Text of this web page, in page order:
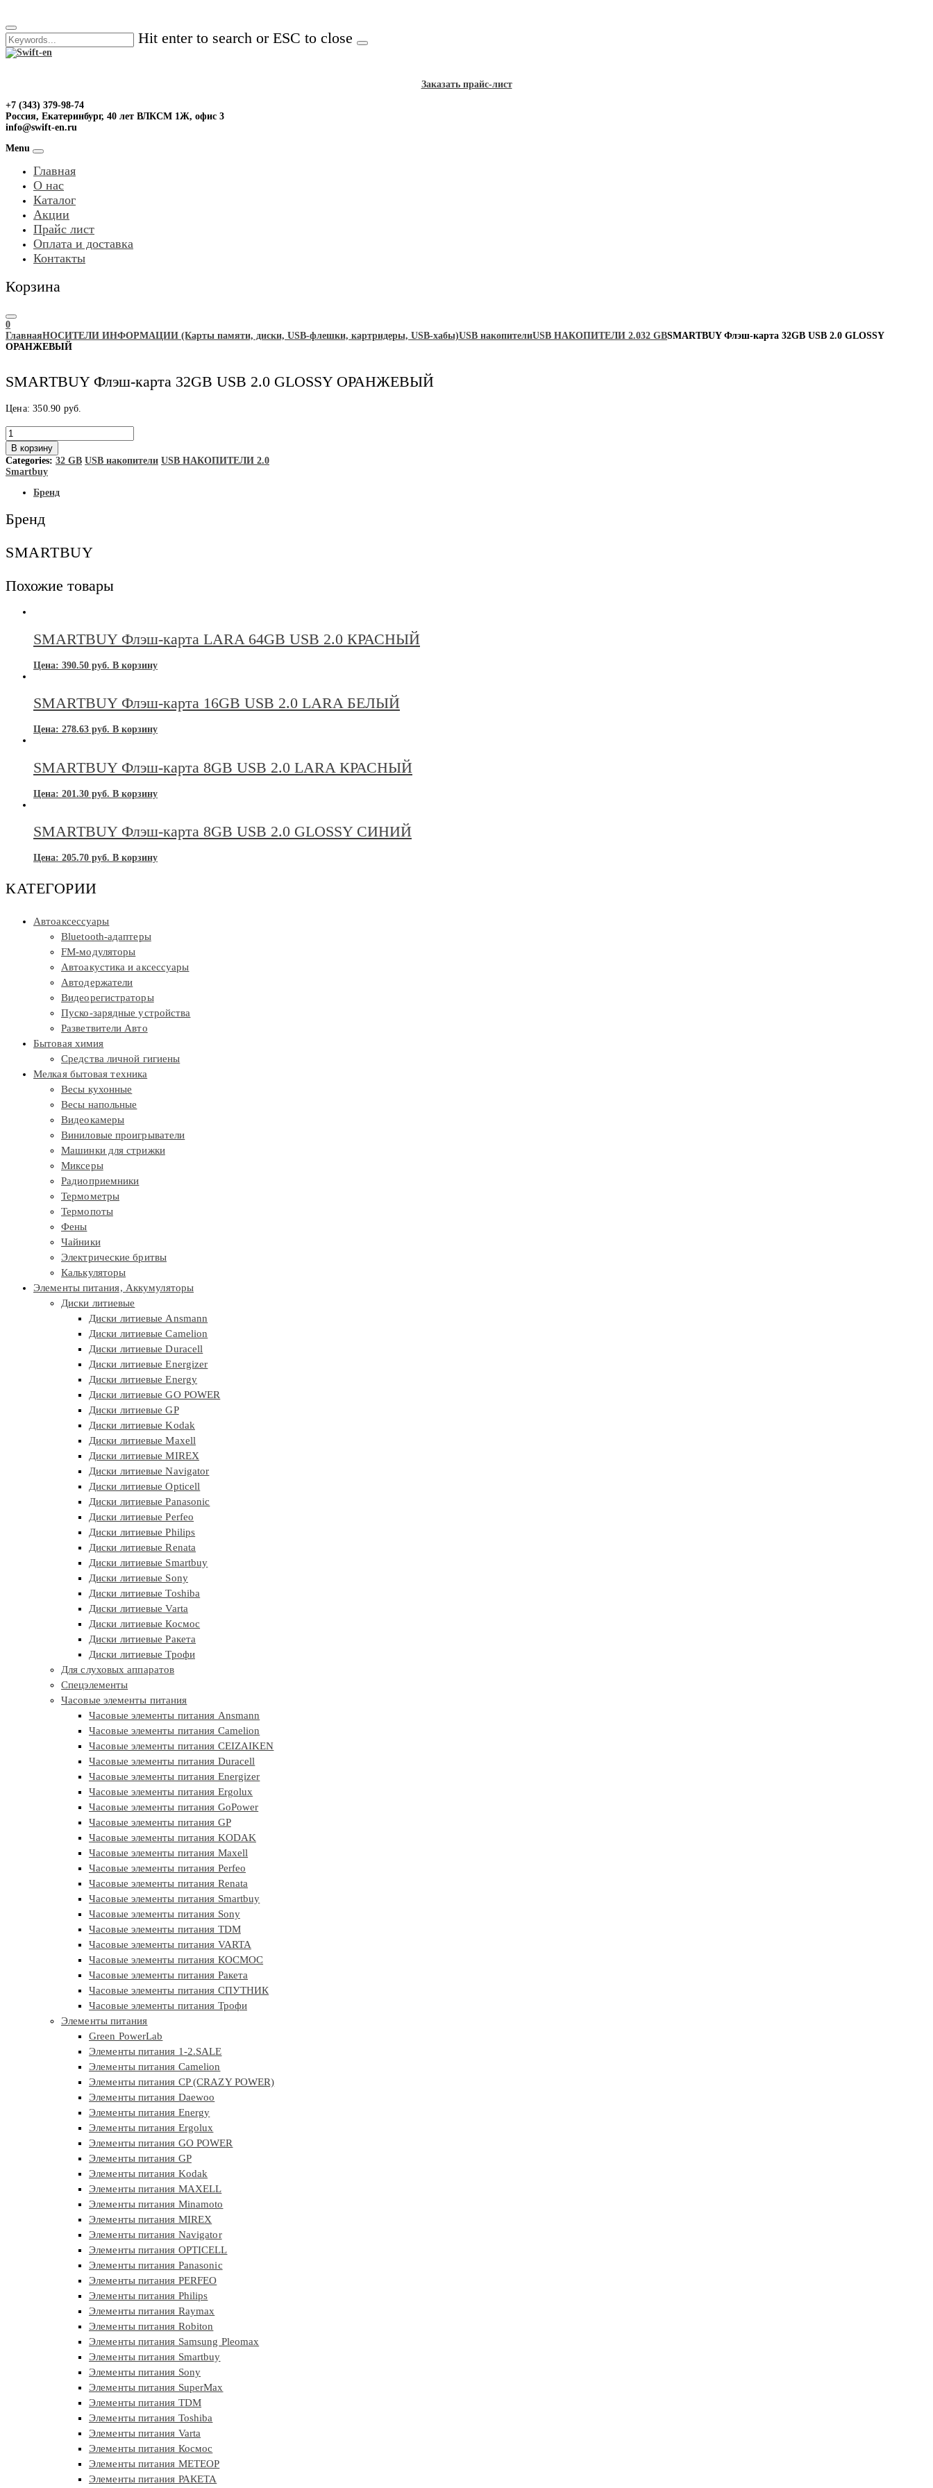
to
content
Hit enter to search or ESC to close
Заказать прайс-лист
+7 (343) 379-98-74
Россия, Екатеринбург, 40 лет ВЛКСМ 1Ж, офис 3
info@swift-en.ru
Menu
Главная
О нас
Каталог
Акции
Прайс лист
Оплата и доставка
Контакты
Корзина
0
ГлавнаяНОСИТЕЛИ ИНФОРМАЦИИ (Карты памяти, диски, USB-флешки, картридеры, USB-хабы)USB накопителиUSB НАКОПИТЕЛИ 2.032 GBSMARTBUY Флэш-карта 32GB USB 2.0 GLOSSY
ОРАНЖЕВЫЙ
SMARTBUY Флэш-карта 32GB USB 2.0 GLOSSY ОРАНЖЕВЫЙ
Цена:350.90 руб.
Количество
товара
SMARTBUY
Флэш-
карта
USB
GLOSSY
ОРАНЖЕВЫЙ
В корзину
Categories: 32 GB USB накопители USB НАКОПИТЕЛИ 2.0
Smartbuy
Бренд
Бренд
SMARTBUY
Похожие товары
SMARTBUY Флэш-карта LARA 64GB USB 2.0 КРАСНЫЙ
Цена: 390.50 руб. В корзину
SMARTBUY Флэш-карта 16GB USB 2.0 LARA БЕЛЫЙ
Цена: 278.63 руб. В корзину
SMARTBUY Флэш-карта 8GB USB 2.0 LARA КРАСНЫЙ
Цена: 201.30 руб. В корзину
SMARTBUY Флэш-карта 8GB USB 2.0 GLOSSY СИНИЙ
Цена: 205.70 руб. В корзину
КАТЕГОРИИ
Автоаксессуары
Bluetooth-адаптеры
FM-модуляторы
Автоакустика и аксессуары
Автодержатели
Видеорегистраторы
Пуско-зарядные устройства
Разветвители Авто
Бытовая химия
Средства личной гигиены
Мелкая бытовая техника
Весы кухонные
Весы напольные
Видеокамеры
Виниловые проигрыватели
Машинки для стрижки
Миксеры
Радиоприемники
Термометры
Термопоты
Фены
Чайники
Электрические бритвы
Калькуляторы
Элементы питания, Аккумуляторы
Диски литиевые
Диски литиевые Ansmann
Диски литиевые Camelion
Диски литиевые Duracell
Диски литиевые Energizer
Диски литиевые Energy
Диски литиевые GO POWER
Диски литиевые GP
Диски литиевые Kodak
Диски литиевые Maxell
Диски литиевые MIREX
Диски литиевые Navigator
Диски литиевые Opticell
Диски литиевые Panasonic
Диски литиевые Perfeo
Диски литиевые Philips
Диски литиевые Renata
Диски литиевые Smartbuy
Диски литиевые Sony
Диски литиевые Toshiba
Диски литиевые Varta
Диски литиевые Космос
Диски литиевые Ракета
Диски литиевые Трофи
Для слуховых аппаратов
Спецэлементы
Часовые элементы питания
Часовые элементы питания Ansmann
Часовые элементы питания Camelion
Часовые элементы питания CEIZAIKEN
Часовые элементы питания Duracell
Часовые элементы питания Energizer
Часовые элементы питания Ergolux
Часовые элементы питания GoPower
Часовые элементы питания GP
Часовые элементы питания KODAK
Часовые элементы питания Maxell
Часовые элементы питания Perfeo
Часовые элементы питания Renata
Часовые элементы питания Smartbuy
Часовые элементы питания Sony
Часовые элементы питания TDM
Часовые элементы питания VARTA
Часовые элементы питания КОСМОС
Часовые элементы питания Ракета
Часовые элементы питания СПУТНИК
Часовые элементы питания Трофи
Элементы питания
Green PowerLab
Элементы питания 1-2.SALE
Элементы питания Camelion
Элементы питания CP (CRAZY POWER)
Элементы питания Daewoo
Элементы питания Energy
Элементы питания Ergolux
Элементы питания GO POWER
Элементы питания GP
Элементы питания Kodak
Элементы питания MAXELL
Элементы питания Minamoto
Элементы питания MIREX
Элементы питания Navigator
Элементы питания OPTICELL
Элементы питания Panasonic
Элементы питания PERFEO
Элементы питания Philips
Элементы питания Raymax
Элементы питания Robiton
Элементы питания Samsung Pleomax
Элементы питания Smartbuy
Элементы питания Sony
Элементы питания SuperMax
Элементы питания TDM
Элементы питания Toshiba
Элементы питания Varta
Элементы питания Космос
Элементы питания МЕТЕОР
Элементы питания РАКЕТА